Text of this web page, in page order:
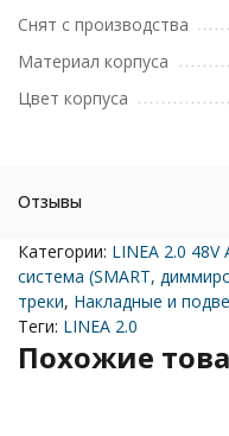
Снят с производства
Материал корпуса
Цвет корпуса
Отзывы
Категории: LINEA 2.0
система (SMART,
треки, Накладные и
Теги: LINEA 2.0
Похожие